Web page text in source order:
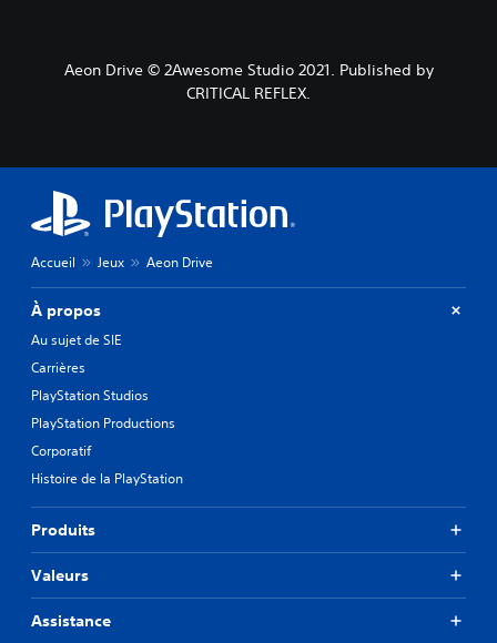
Aeon Drive © 2Awesome Studio 2021. Published by
CRITICAL REFLEX.
Accueil Jeux Aeon Drive
À propos
Au sujet de SIE
Carrières
PlayStation Studios
PlayStation Productions
Corporatif
Histoire de la PlayStation
Produits
Valeurs
Assistance